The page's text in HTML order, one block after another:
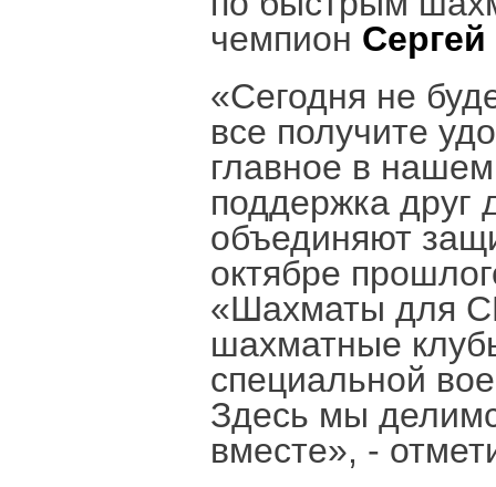
чемпион
«Сегодня не
все получите
главное в
поддержка друг
объединяют
октябре
«Шахматы для
шахматные
специальной
Здесь мы
вместе», -